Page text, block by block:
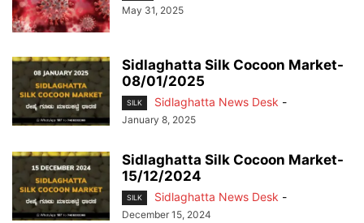
May 31, 2025
Sidlaghatta Silk Cocoon Market-
08/01/2025
SILK Sidlaghatta News Desk -
January 8, 2025
Sidlaghatta Silk Cocoon Market-
15/12/2024
SILK Sidlaghatta News Desk -
December 15, 2024